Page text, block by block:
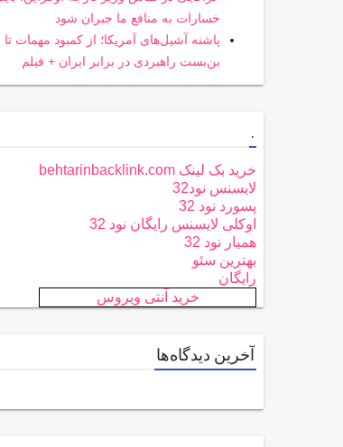
خسارات به منافع ما جبران شود
پاشنه آشیل‌های آمریکا؛ از کمبود مهمات تا
بن‌بست راهبردی در برابر ایران + فیلم
.
خرید بک لینک behtarinbacklink.com
لایسنس نود32
پسورد نود 32
اوکلی لایسنس رایگان نود 32
همیار نود 32
بهترین سئو
رایگان
خرید آنتی ویروس
آخرین دیدگاه‌ها